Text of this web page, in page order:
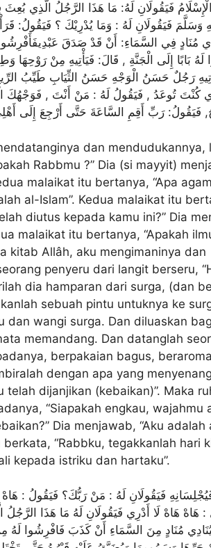
فَيَقُولَانِ لَهُ: مَا هَذَا الرَّجُلُ الَّذِي
وَسَلَّمَ فَيَقُولَانِ لَهُ : وَمَا يُدْرِيْكَ ؟ فَيَقُولُ:
مُنَادٍ فِي السَّمَاءِ: أَنْ قَدْ صَدَقَ
لَهُ بَابًا إِلَى الْجَنَّةِ , قَالَ: فَيَأْتِيهِ مِنْ رَوْحِهَا
رَجُلٌ حَسَنُ الْوَجْهِ حَسَنُ الثِّيَابِ طَيِّبُ
كُنْتَ تُوعَدُ , فَيَقُولُ لَهُ : مَنْ أَنْتَ , فَوَجْهُكَ
dan mendudukannya,
Rabbmu ?” Dia (si mayyit)
malaikat itu bertanya, “Apa
al-Islam”. Kedua malaikat itu
diutus kepada kamu ini?” Dia
malaikat itu bertanya, “Apakah
kitab Allâh, aku mengimaninya dan
penyeru dari langit berseru,
dia hamparan dari surga, (dan
sebuah pintu untuknya ke
dan wangi surga. Dan diluaskan
memandang. Dan datanglah
berpakaian bagus,
dengan apa yang
telah dijanjikan (kebaikan)”. Maka
“Siapakah engkau, wajahmu
Dia menjawab, “Aku adalah
berkata, “Rabbku, tegakkanlah hari
kepada istriku dan hartaku”.
فَيَقُولَانِ لَهُ : مَنْ رَبُّكَ؟ فَيَقُولُ : هَاهْ
هَاهْ هَاهْ لَا أَدْرِي فَيَقُولَانِ لَهُ مَا هَذَا
مُنَادٍ مِنَ السَّمَاءِ أَنْ كَذَبَ فَافْرِشُوا لَهُ مِنَ